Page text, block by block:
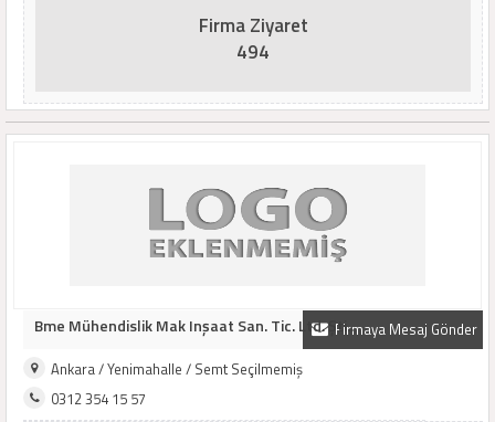
Firma Ziyaret
494
Firmaya Mesaj Gönder
Bme Mühendislik Mak Inşaat San. Tic. Ltd. Şti..
Ankara / Yenimahalle / Semt Seçilmemiş
0312 354 15 57